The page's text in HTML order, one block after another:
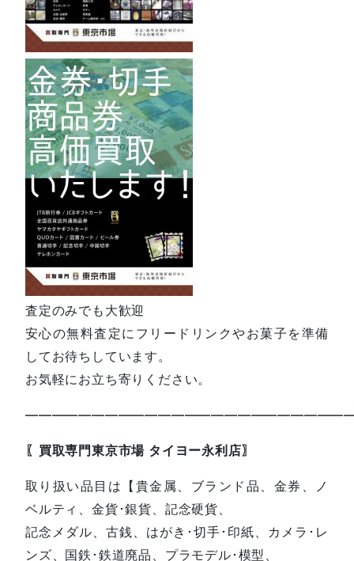
査定のみでも大歓迎
安心の無料査定にフリードリンクやお菓子を準備
してお待ちしています。
お気軽にお立ち寄りください。
〖買取専門東京市場 タイヨー永利店〗
取り扱い品目は【貴金属、ブランド品、金券、ノ
ベルティ、金貨･銀貨、記念硬貨、
記念メダル、古銭、はがき･切手･印紙、カメラ･レ
ンズ、国鉄･鉄道廃品、プラモデル･模型、